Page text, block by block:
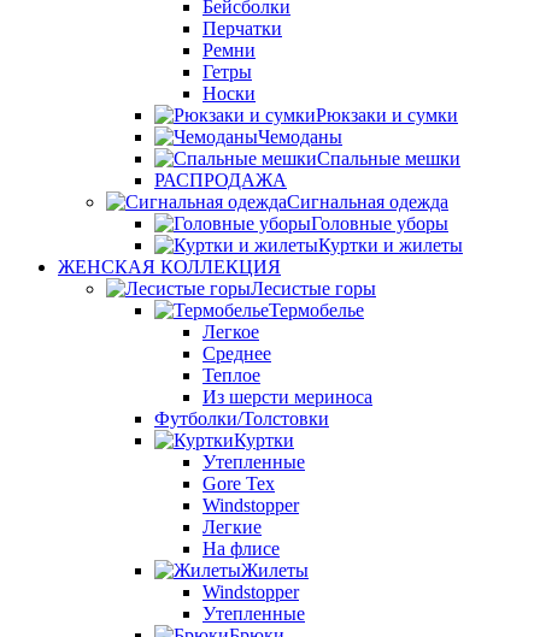
Бейсболки
Перчатки
Ремни
Гетры
Носки
Рюкзаки и сумки
Чемоданы
Спальные мешки
РАСПРОДАЖА
Сигнальная одежда
Головные уборы
Куртки и жилеты
ЖЕНСКАЯ КОЛЛЕКЦИЯ
Лесистые горы
Термобелье
Легкое
Среднее
Теплое
Из шерсти мериноса
Футболки/Толстовки
Куртки
Утепленные
Gore Tex
Windstopper
Легкие
На флисе
Жилеты
Windstopper
Утепленные